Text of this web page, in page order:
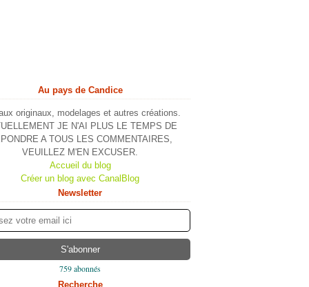
Au pays de Candice
originaux, modelages et autres créations.
JE N'AI PLUS LE TEMPS DE
A TOUS LES COMMENTAIRES,
VEUILLEZ M'EN EXCUSER.
Accueil du blog
Créer un blog avec CanalBlog
Newsletter
759 abonnés
Recherche